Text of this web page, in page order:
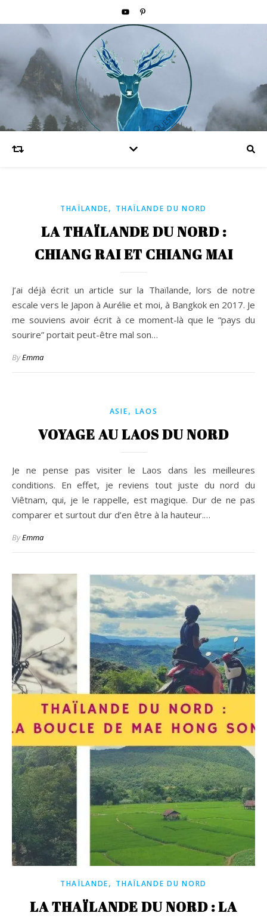
THAÏLANDE, THAÏLANDE DU NORD
LA THAÏLANDE DU NORD :
CHIANG RAI ET CHIANG MAI
J’ai déjà écrit un article sur la Thaïlande, lors de notre
escale vers le Japon à Aurélie et moi, à Bangkok en 2017. Je
me souviens avoir écrit à ce moment-là que le “pays du
sourire” portait peut-être mal son…
ByEmma
ASIE, LAOS
VOYAGE AU LAOS DU NORD
Je ne pense pas visiter le Laos dans les meilleures
conditions. En effet, je reviens tout juste du nord du
Viêtnam, qui, je le rappelle, est magique. Dur de ne pas
comparer et surtout dur d’en être à la hauteur.…
ByEmma
THAÏLANDE, THAÏLANDE DU NORD
LA THAÏLANDE DU NORD : LA